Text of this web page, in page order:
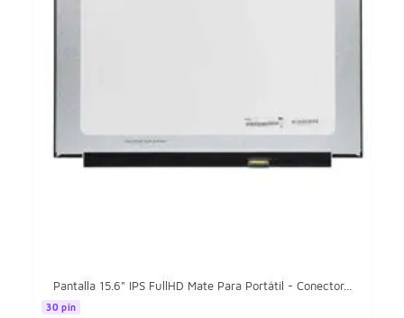
Pantalla 15.6" IPS FullHD Mate Para Portátil - Conector...
30 pin